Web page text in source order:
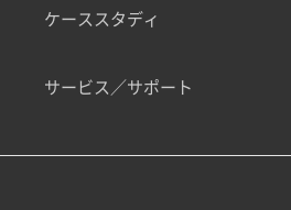
ケーススタディ
サービス／サポート